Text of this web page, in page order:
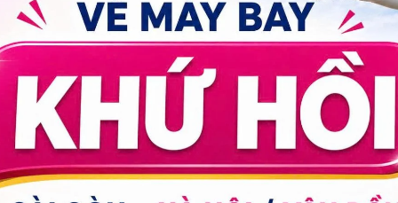
18/09 30/08 17/09 24/09
14.499.000đ Xem chi